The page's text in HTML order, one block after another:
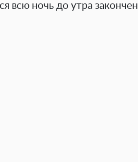
всю ночь до утра закончен